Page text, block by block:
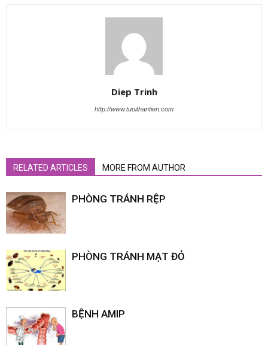
Diep Trinh
http://www.tuoithantien.com
RELATED ARTICLES MORE FROM AUTHOR
PHÒNG TRÁNH RỆP
PHÒNG TRÁNH MẠT ĐỎ
BỆNH AMIP